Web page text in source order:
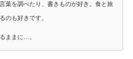
葉を調べたり、書きものが好き。食と旅
のも好きです。
ままに…。